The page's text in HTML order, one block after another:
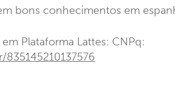
bons conhecimentos em
Plataforma Lattes: CNPq: